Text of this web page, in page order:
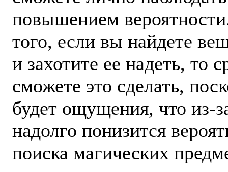
повышением
того, если вы найдете
и захотите ее надеть, то
сможете это сделать,
будет ощущения, что из-
надолго понизится
поиска магических